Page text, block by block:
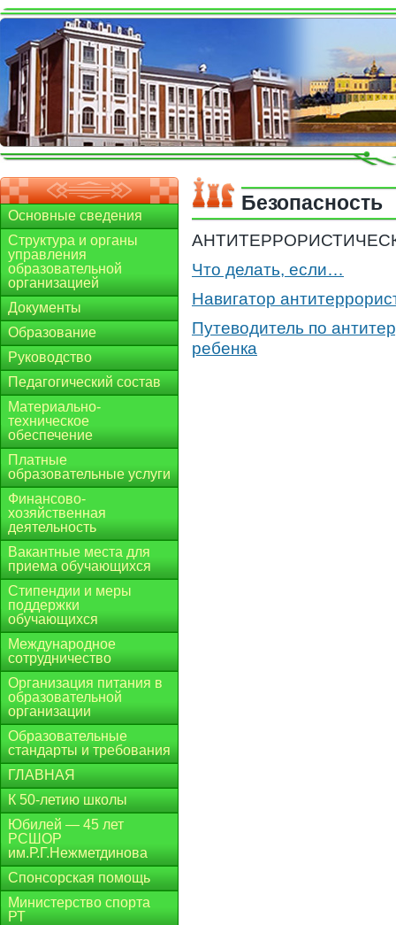
Основные сведения
Структура и органы
управления
образовательной
организацией
Документы
Образование
Руководство
Педагогический состав
Материально-
техническое
обеспечение
Платные
образовательные услуги
Финансово-
хозяйственная
деятельность
Вакантные места для
приема обучающихся
Стипендии и меры
поддержки
обучающихся
Международное
сотрудничество
Организация питания в
образовательной
организации
Образовательные
стандарты и требования
ГЛАВНАЯ
К 50-летию школы
Юбилей — 45 лет
РСШОР
им.Р.Г.Нежметдинова
Спонсорская помощь
Министерство спорта
РТ
Безопасность
Что делать, если…
Навигатор
Путеводитель по
ребенка